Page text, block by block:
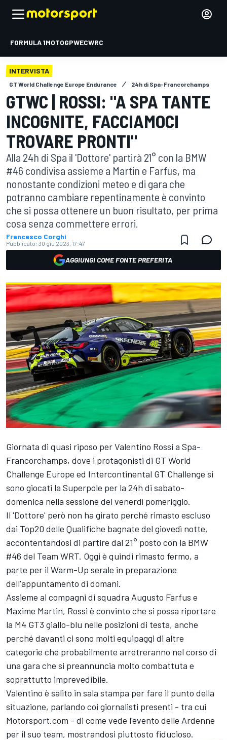
FORMULA 1MOTOGPWECWRC
INTERVISTA
GT World Challenge Europe Endurance 24h di Spa-Francorchamps
GTWC | ROSSI: "A SPA TANTE
INCOGNITE, FACCIAMOCI
TROVARE PRONTI"
Alla 24h di Spa il 'Dottore' partirà 21° con la BMW
#46 condivisa assieme a Martin e Farfus, ma
nonostante condizioni meteo e di gara che
potranno cambiare repentinamente è convinto
che si possa ottenere un buon risultato, per prima
cosa senza commettere errori.
Francesco Corghi
Pubblicato: 30 giu 2023, 17:47
AGGIUNGI COME FONTE PREFERITA
Giornata di quasi riposo per Valentino Rossi a Spa-
Francorchamps, dove i protagonisti di GT World
Challenge Europe ed Intercontinental GT Challenge si
sono giocati la Superpole per la 24h di sabato-
domenica nella sessione del venerdì pomeriggio.
Il 'Dottore' però non ha girato perché rimasto escluso
dai Top20 delle Qualifiche bagnate del giovedì notte,
accontentandosi di partire dal 21° posto con la BMW
#46 del Team WRT. Oggi è quindi rimasto fermo, a
parte per il Warm-Up serale in preparazione
dell'appuntamento di domani.
Assieme ai compagni di squadra Augusto Farfus e
Maxime Martin, Rossi è convinto che si possa riportare
la M4 GT3 giallo-blu nelle posizioni di testa, anche
perché davanti ci sono molti equipaggi di altre
categorie che probabilmente arretreranno nel corso di
una gara che si preannuncia molto combattuta e
soprattutto imprevedibile.
Valentino è salito in sala stampa per fare il punto della
situazione, parlando coi giornalisti presenti - tra cui
Motorsport.com - di come vede l'evento delle Ardenne
per il suo team, mostrandosi piuttosto fiducioso.